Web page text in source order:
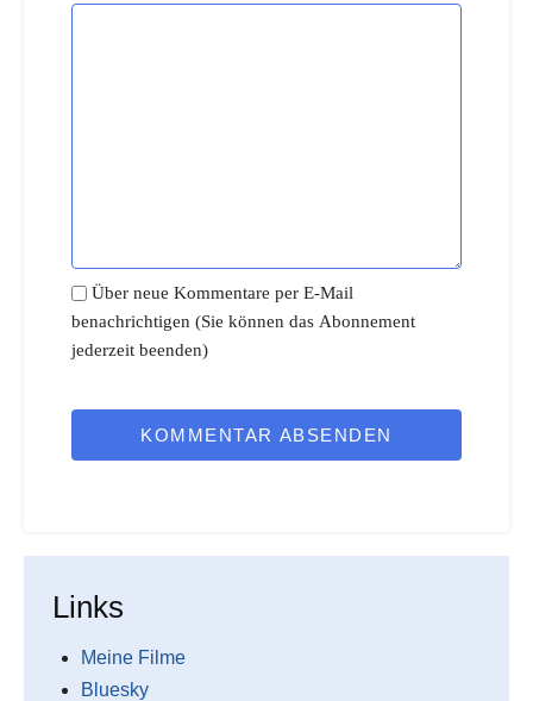
Über neue Kommentare per E-Mail
benachrichtigen (Sie können das Abonnement
jederzeit beenden)
KOMMENTAR ABSENDEN
Links
Meine Filme
Bluesky